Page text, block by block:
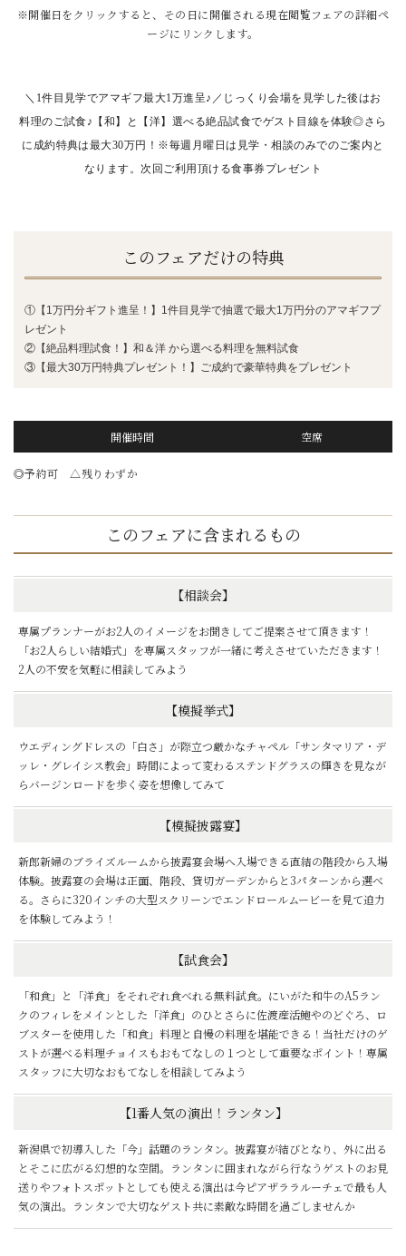
※開催日をクリックすると、その日に開催される現在閲覧フェアの詳細ペ
ージにリンクします。
＼1件目見学でアマギフ最大1万進呈♪／じっくり会場を見学した後はお
料理のご試食♪【和】と【洋】選べる絶品試食でゲスト目線を体験◎さら
に成約特典は最大30万円！※毎週月曜日は見学・相談のみでのご案内と
なります。次回ご利用頂ける食事券プレゼント
このフェアだけの特典
①【1万円分ギフト進呈！】1件目見学で抽選で最大1万円分のアマギフプ
レゼント
②【絶品料理試食！】和＆洋 から選べる料理を無料試食
③【最大30万円特典プレゼント！】ご成約で豪華特典をプレゼント
開催時間 空席
◎予約可 △残りわずか
このフェアに含まれるもの
【相談会】
専属プランナーがお2人のイメージをお聞きしてご提案させて頂きます！
「お2人らしい結婚式」を専属スタッフが一緒に考えさせていただきます！
2人の不安を気軽に相談してみよう
【模擬挙式】
ウエディングドレスの「白さ」が際立つ厳かなチャペル「サンタマリア・デ
ッレ・グレイシス教会」時間によって変わるステンドグラスの輝きを見なが
らバージンロードを歩く姿を想像してみて
【模擬披露宴】
新郎新婦のブライズルームから披露宴会場へ入場できる直結の階段から入場
体験。披露宴の会場は正面、階段、貸切ガーデンからと3パターンから選べ
る。さらに320インチの大型スクリーンでエンドロールムービーを見て迫力
を体験してみよう！
【試食会】
「和食」と「洋食」をそれぞれ食べれる無料試食。にいがた和牛のA5ラン
クのフィレをメインとした「洋食」のひとさらに佐渡産活鮑やのどぐろ、ロ
ブスターを使用した「和食」料理と自慢の料理を堪能できる！当社だけのゲ
ストが選べる料理チョイスもおもてなしの１つとして重要なポイント！専属
スタッフに大切なおもてなしを相談してみよう
【1番人気の演出！ランタン】
新潟県で初導入した「今」話題のランタン。披露宴が結びとなり、外に出る
とそこに広がる幻想的な空間。ランタンに囲まれながら行なうゲストのお見
送りやフォトスポットとしても使える演出は今ピアザララルーチェで最も人
気の演出。ランタンで大切なゲスト共に素敵な時間を過ごしませんか